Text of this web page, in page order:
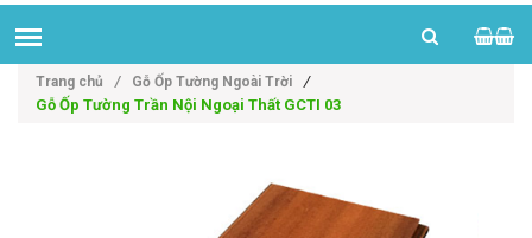
Trang chủ / Gỗ Ốp Tường Ngoài Trời
/
Gỗ Ốp Tường Trần Nội Ngoại Thất GCTI 03